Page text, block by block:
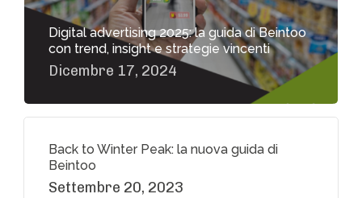
Digital advertising 2025: la guida di Beintoo
con trend, insight e strategie vincenti
Dicembre 17, 2024
Back to Winter Peak: la nuova guida di
Beintoo
Settembre 20, 2023